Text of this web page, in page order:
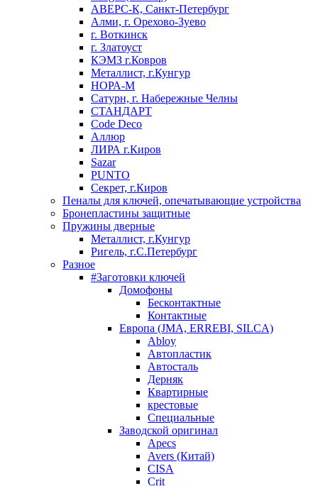
АВЕРС-К, Санкт-Петербург
Алми, г. Орехово-Зуево
г. Воткинск
г. Златоуст
КЭМЗ г.Ковров
Металлист, г.Кунгур
НОРА-М
Сатурн, г. Набережные Челны
СТАНДАРТ
Code Deco
Аллюр
ЛИРА г.Киров
Sazar
PUNTO
Секрет, г.Киров
Пеналы для ключей, опечатывающие устройства
Бронепластины защитные
Пружины дверные
Металлист, г.Кунгур
Ригель, г.С.Петербург
Разное
#Заготовки ключей
Домофоны
Бесконтактные
Контактные
Европа (JMA, ERREBI, SILCA)
Abloy
Автопластик
Автосталь
Дерняк
Квартирные
крестовые
Специальные
Заводской оригинал
Apecs
Avers (Китай)
CISA
Crit